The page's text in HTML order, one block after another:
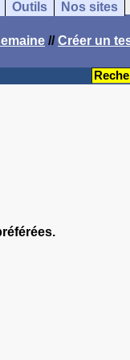
Outils Nos sites
//Créer un